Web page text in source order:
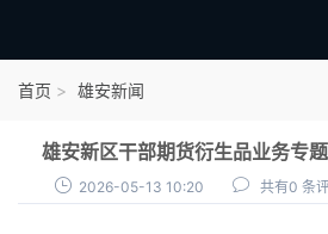
首页 雄安新闻
雄安新区干部期货衍生品业务专
2026-05-13 10:20 共有0 条